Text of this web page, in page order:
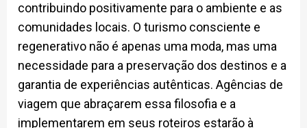
contribuindo positivamente para o ambiente e as
comunidades locais. O turismo consciente e
regenerativo não é apenas uma moda, mas uma
necessidade para a preservação dos destinos e a
garantia de experiências autênticas. Agências de
viagem que abraçarem essa filosofia e a
implementarem em seus roteiros estarão à